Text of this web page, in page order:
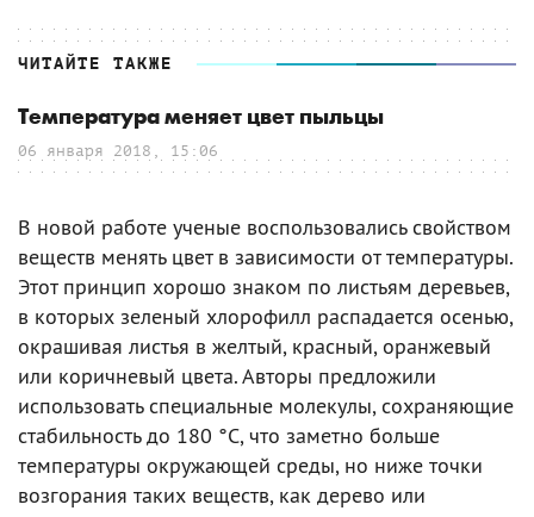
ЧИТАЙТЕ ТАКЖЕ
Температура меняет цвет пыльцы
06 января 2018, 15:06
В новой работе ученые воспользовались свойством
веществ менять цвет в зависимости от температуры.
Этот принцип хорошо знаком по листьям деревьев,
в которых зеленый хлорофилл распадается осенью,
окрашивая листья в желтый, красный, оранжевый
или коричневый цвета. Авторы предложили
использовать специальные молекулы, сохраняющие
стабильность до 180 °C, что заметно больше
температуры окружающей среды, но ниже точки
возгорания таких веществ, как дерево или